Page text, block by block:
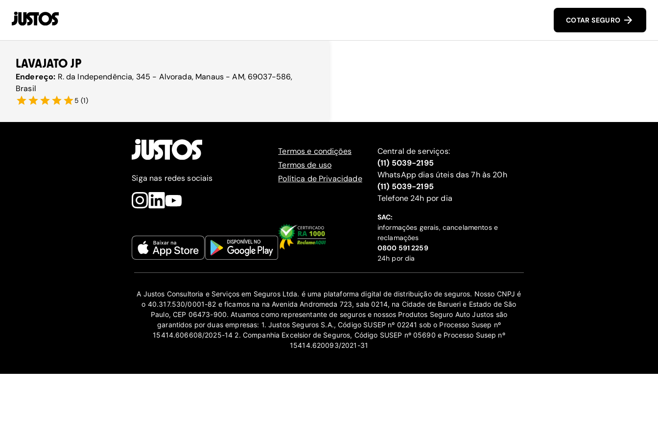
COTAR SEGURO
LAVAJATO JP
Endereço: R. da Independência, 345 - Alvorada, Manaus - AM, 69037-586,
Brasil
5 (1)
Siga nas redes sociais
Termos e condições
Termos de uso
Política de Privacidade
Central de serviços:
(11) 5039-2195
WhatsApp dias úteis das 7h às 20h
(11) 5039-2195
‍Telefone 24h por dia
SAC:
informações gerais, cancelamentos e
reclamações
‍0800 591 2259
24h por dia
A Justos Consultoria e Serviços em Seguros Ltda. é uma plataforma digital de distribuição de seguros. Nosso CNPJ é
o 40.317.530/0001-82 e ficamos na na Avenida Andromeda 723, sala 0214, na Cidade de Barueri e Estado de São
Paulo, CEP 06473-900. Atuamos como representante de seguros e nossos Produtos Seguro Auto Justos são
garantidos por duas empresas: 1. Justos Seguros S.A., Código SUSEP nº 02241 sob o Processo Susep nº
15414.606608/2025-14 2. Companhia Excelsior de Seguros, Código SUSEP nº 05690 e Processo Susep nº
15414.620093/2021-31